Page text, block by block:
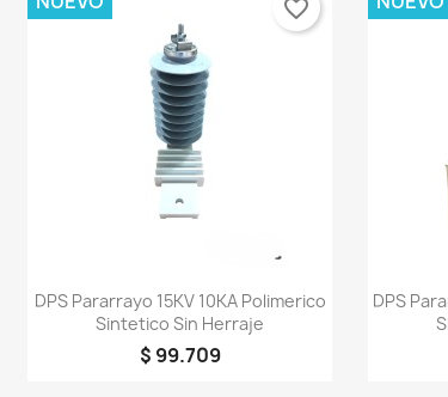
Vista rápida
DPS Pararrayo 15KV 10KA Polimerico
Sintetico Sin Herraje
$ 99.709
favorite_border
DPS